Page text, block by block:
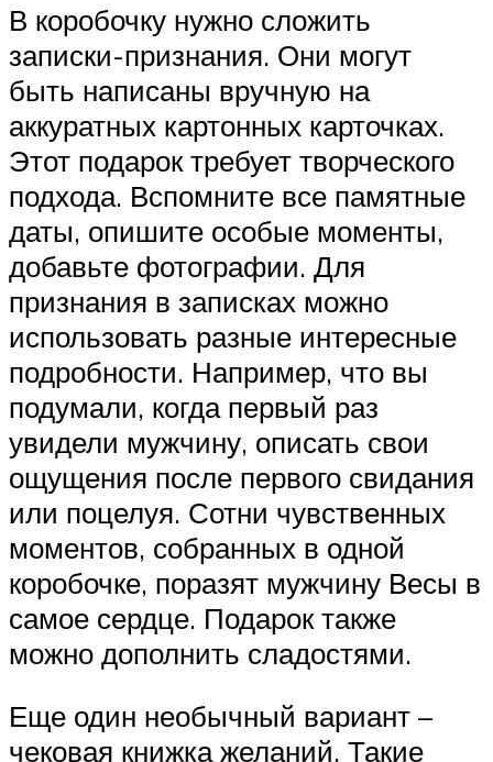
В коробочку нужно сложить
записки-признания. Они могут
быть написаны вручную на
аккуратных картонных карточках.
Этот подарок требует творческого
подхода. Вспомните все памятные
даты, опишите особые моменты,
добавьте фотографии. Для
признания в записках можно
использовать разные интересные
подробности. Например, что вы
подумали, когда первый раз
увидели мужчину, описать свои
ощущения после первого свидания
или поцелуя. Сотни чувственных
моментов, собранных в одной
коробочке, поразят мужчину Весы в
самое сердце. Подарок также
можно дополнить сладостями.
Еще один необычный вариант –
чековая книжка желаний. Такие